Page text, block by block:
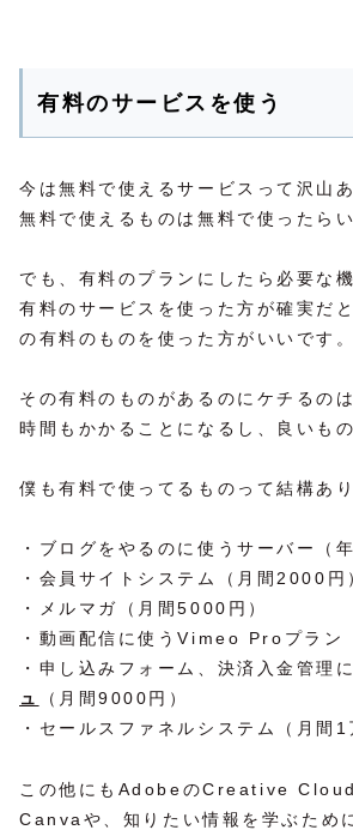
有料のサービスを使う
今は無料で使えるサービスって沢山あ
無料で使えるものは無料で使ったらい
でも、有料のプランにしたら必要な
有料のサービスを使った方が確実だ
の有料のものを使った方がいいです。
その有料のものがあるのにケチるの
時間もかかることになるし、良いも
僕も有料で使ってるものって結構あり
・ブログをやるのに使うサーバー（
・会員サイトシステム（月間2000円
・メルマガ（月間5000円）
・動画配信に使うVimeo Proプラン
・申し込みフォーム、決済入金管理に
ュ
（月間9000円）
・セールスファネルシステム（月間1
この他にもAdobeのCreative Cloud
Canvaや、知りたい情報を学ぶため